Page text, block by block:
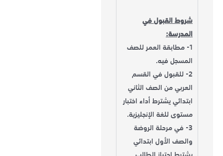
شروط القبول في
المدرسة:
1- مطابقة العمر للصف
المسجل فيه.
2- للقبول في القسم
العربي من الصف الثاني
ابتدائي يشترط أداء اختبار
مستوى للغة الإنجليزية.
3- في مرحلة الروضة
والصف الأول ابتدائي